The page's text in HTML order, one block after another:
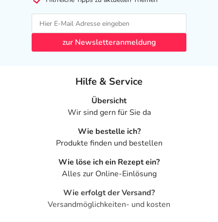
- Niedriger Blutdruck
- Fieber
Bemerken Sie eine Befindlichkeitsstörung oder
Veränderung während der Behandlung, wenden Sie sich
Für die Information an dieser Stelle werden vor allem
Nebenwirkungen berücksichtigt, die bei mindestens
einem von 1.000 behandelten Patienten auftreten.
Jugendliche
Jahren und
Erwachsene
1
Trinktablette
zur Newsletteranmeldung
Hilfe & Service
Übersicht
Wir sind gern für Sie da
Wie bestelle ich?
Produkte finden und bestellen
Wie löse ich ein Rezept ein?
Alles zur Online-Einlösung
Wie erfolgt der Versand?
Versandmöglichkeiten- und kosten